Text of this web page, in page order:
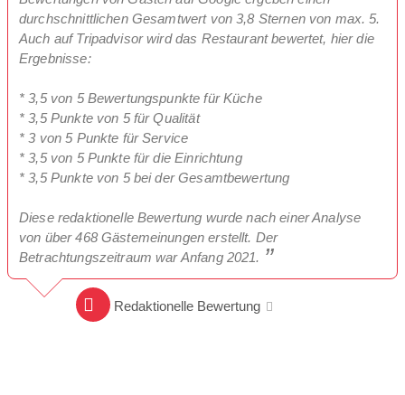
durchschnittlichen Gesamtwert von 3,8 Sternen von max. 5.
Auch auf Tripadvisor wird das Restaurant bewertet, hier die
Ergebnisse:
* 3,5 von 5 Bewertungspunkte für Küche
* 3,5 Punkte von 5 für Qualität
* 3 von 5 Punkte für Service
* 3,5 von 5 Punkte für die Einrichtung
* 3,5 Punkte von 5 bei der Gesamtbewertung
Diese redaktionelle Bewertung wurde nach einer Analyse
von über 468 Gästemeinungen erstellt. Der
Betrachtungszeitraum war Anfang 2021.
Redaktionelle Bewertung